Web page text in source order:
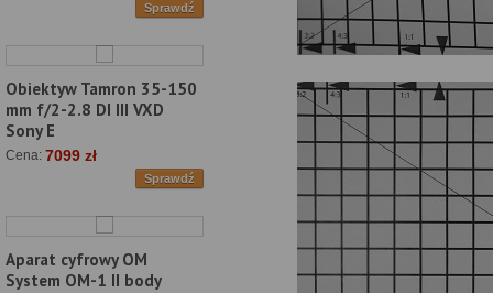
Sprawdź
Obiektyw Tamron 35-150
mm f/2-2.8 DI III VXD
Sony E
Cena: 7099 zł
Sprawdź
Aparat cyfrowy OM
System OM-1 II body